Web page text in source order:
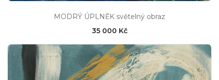
MODRÝ ÚPLNĚK světelný obraz
35 000 Kč